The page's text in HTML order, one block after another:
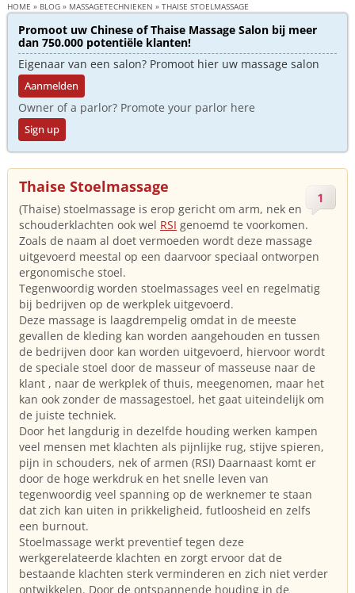
HOME » BLOG » MASSAGETECHNIEKEN » THAISE STOELMASSAGE
Promoot uw Chinese of Thaise Massage Salon bij meer
dan 750.000 potentiële klanten!
Eigenaar van een salon? Promoot hier uw massage salon
Aanmelden
Owner of a parlor? Promote your parlor here
Sign up
Thaise Stoelmassage
1
(Thaise) stoelmassage is erop gericht om arm, nek en
schouderklachten ook wel RSI genoemd te voorkomen.
Zoals de naam al doet vermoeden wordt deze massage
uitgevoerd meestal op een daarvoor speciaal ontworpen
ergonomische stoel.
Tegenwoordig worden stoelmassages veel en regelmatig
bij bedrijven op de werkplek uitgevoerd.
Deze massage is laagdrempelig omdat in de meeste
gevallen de kleding kan worden aangehouden en tussen
de bedrijven door kan worden uitgevoerd, hiervoor wordt
de speciale stoel door de masseur of masseuse naar de
klant , naar de werkplek of thuis, meegenomen, maar het
kan ook zonder de massagestoel, het gaat uiteindelijk om
de juiste techniek.
Door het langdurig in dezelfde houding werken kampen
veel mensen met klachten als pijnlijke rug, stijve spieren,
pijn in schouders, nek of armen (RSI) Daarnaast komt er
door de hoge werkdruk en het snelle leven van
tegenwoordig veel spanning op de werknemer te staan
dat zich kan uiten in prikkeligheid, futloosheid en zelfs
een burnout.
Stoelmassage werkt preventief tegen deze
werkgerelateerde klachten en zorgt ervoor dat de
bestaande klachten sterk verminderen en zich niet verder
ontwikkelen. Door de ontspannende houding in de